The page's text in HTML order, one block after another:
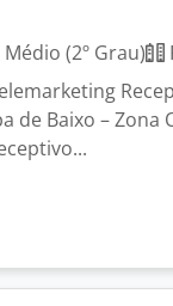
(2º Grau)
de Baixo – Zona